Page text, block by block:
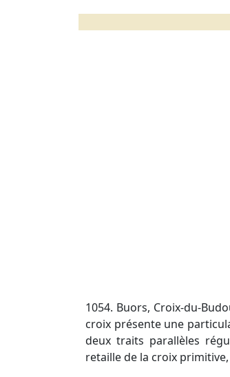
1054. Buors, Croix-du-
croix présente une
deux traits parallèles
retaille de la croix primitive,